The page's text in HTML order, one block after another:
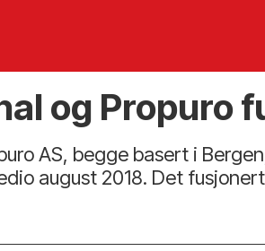
og Propuro
AS, begge basert i
august 2018. Det